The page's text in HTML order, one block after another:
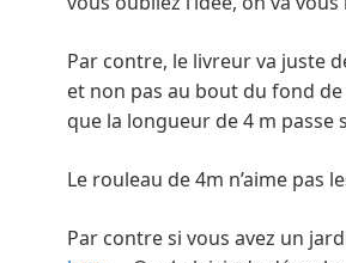
Par contre, le livreur va juste
et non pas au bout du fond
que la longueur de 4 m passe
Le rouleau de 4m n’aime pas
Par contre si vous avez un